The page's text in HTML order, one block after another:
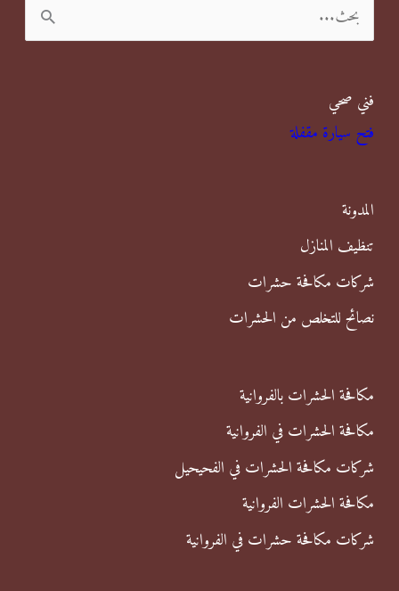
ل
ح
ث
ن
فني صحي
فتح سيارة مقفلة
المدونة
تنظيف المنازل
شركات مكافحة حشرات
نصائح للتخلص من الحشرات
مكافحة الحشرات بالفروانية
مكافحة الحشرات في الفروانية
شركات مكافحة الحشرات في الفحيحيل
مكافحة الحشرات الفروانية
شركات مكافحة حشرات في الفروانية